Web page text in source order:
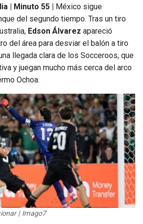
| Minuto 55 | México sigue
del segundo tiempo. Tras un tiro
Edson Álvarez apareció
del área para desviar el balón a tiro
llegada clara de los Socceroos, que
y juegan mucho más cerca del arco
Ochoa.
| Imago7